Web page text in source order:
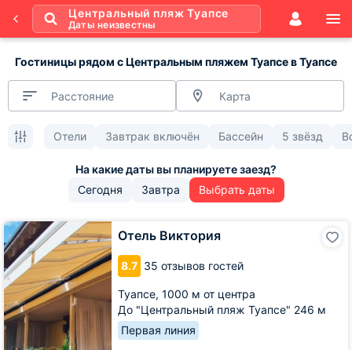
Центральный пляж Туапсе
Даты неизвестны
Гостиницы рядом с Центральным пляжем Туапсе в Туапсе
Расстояние Карта
Отели Завтрак включён Бассейн 5 звёзд
Сегодня Завтра Выбрать даты
Отель Виктория
8.7 35 отзывов гостей
Туапсе, 1000 м от центра
До "Центральный пляж Туапсе" 246 м
Первая линия
Отель
Виктория